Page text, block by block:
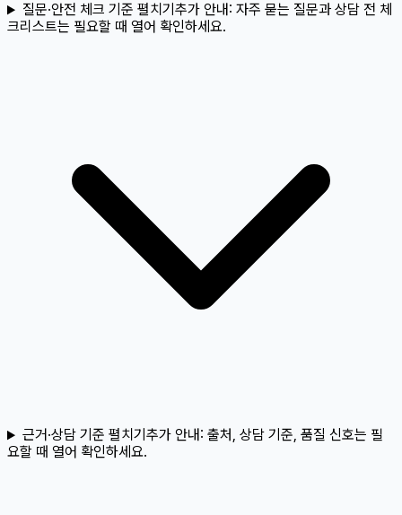
질문·안전 체크 기준 펼치기 추가 안내: 자주 묻는 질문과 상담 전 체
크리스트는 필요할 때 열어 확인하세요.
근거·상담 기준 펼치기 추가 안내: 출처, 상담 기준, 품질 신호는 필
요할 때 열어 확인하세요.